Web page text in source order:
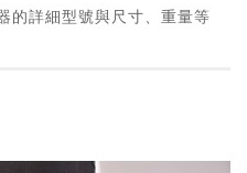
的詳細型號與尺寸、重量等